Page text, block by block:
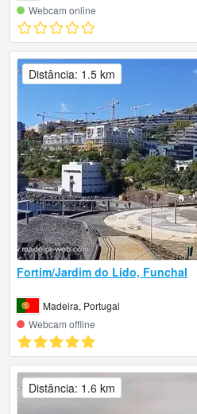
Webcam online
Fortim/Jardim do Lido, Funchal
Madeira, Portugal
Webcam offline
Distância: 1.5 km
Distância: 1.6 km